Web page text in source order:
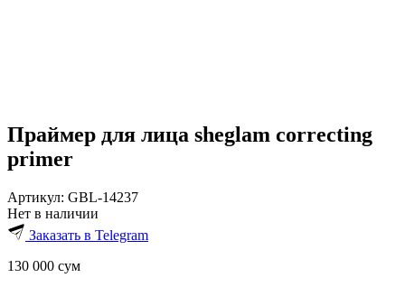
Праймер для лица sheglam correcting
primer
Артикул: GBL-14237
Нет в наличии
Заказать в Telegram
130 000 сум